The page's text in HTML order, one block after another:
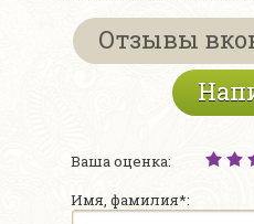
Отзывы
Ваша оценка:
Имя, фамилия*: